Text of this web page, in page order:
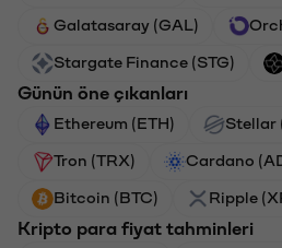
Galatasaray (GAL)
Stargate Finance (STG)
Günün öne çıkanları
Ethereum (ETH) Stellar
Tron (TRX) Cardano
Bitcoin (BTC) Ripple
Kripto para fiyat tahminleri